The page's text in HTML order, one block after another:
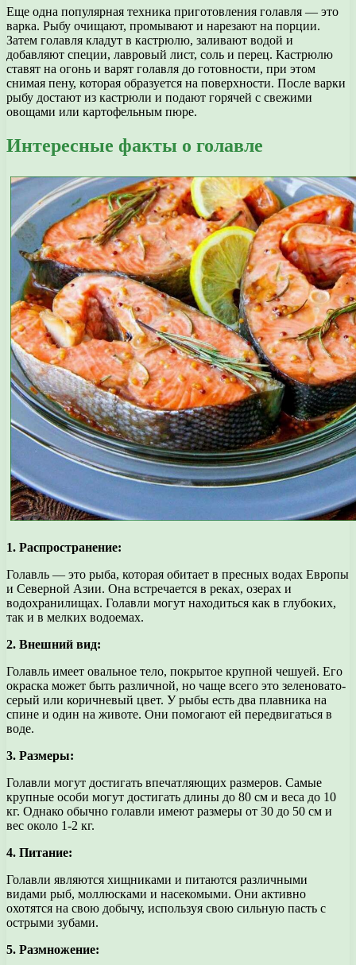
Еще одна популярная техника приготовления голавля — это
варка. Рыбу очищают, промывают и нарезают на порции.
Затем голавля кладут в кастрюлю, заливают водой и
добавляют специи, лавровый лист, соль и перец. Кастрюлю
ставят на огонь и варят голавля до готовности, при этом
снимая пену, которая образуется на поверхности. После варки
рыбу достают из кастрюли и подают горячей с свежими
овощами или картофельным пюре.
Интересные факты о голавле
1. Распространение:
Голавль — это рыба, которая обитает в пресных водах Европы
и Северной Азии. Она встречается в реках, озерах и
водохранилищах. Голавли могут находиться как в глубоких,
так и в мелких водоемах.
2. Внешний вид:
Голавль имеет овальное тело, покрытое крупной чешуей. Его
окраска может быть различной, но чаще всего это зеленовато-
серый или коричневый цвет. У рыбы есть два плавника на
спине и один на животе. Они помогают ей передвигаться в
воде.
3. Размеры:
Голавли могут достигать впечатляющих размеров. Самые
крупные особи могут достигать длины до 80 см и веса до 10
кг. Однако обычно голавли имеют размеры от 30 до 50 см и
вес около 1-2 кг.
4. Питание:
Голавли являются хищниками и питаются различными
видами рыб, моллюсками и насекомыми. Они активно
охотятся на свою добычу, используя свою сильную пасть с
острыми зубами.
5. Размножение: